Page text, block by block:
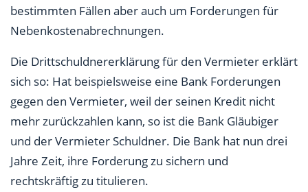
bestimmten Fällen aber auch um Forderungen für
Nebenkostenabrechnungen.
Die Drittschuldnererklärung für den Vermieter erklärt
sich so: Hat beispielsweise eine Bank Forderungen
gegen den Vermieter, weil der seinen Kredit nicht
mehr zurückzahlen kann, so ist die Bank Gläubiger
und der Vermieter Schuldner. Die Bank hat nun drei
Jahre Zeit, ihre Forderung zu sichern und
rechtskräftig zu titulieren.